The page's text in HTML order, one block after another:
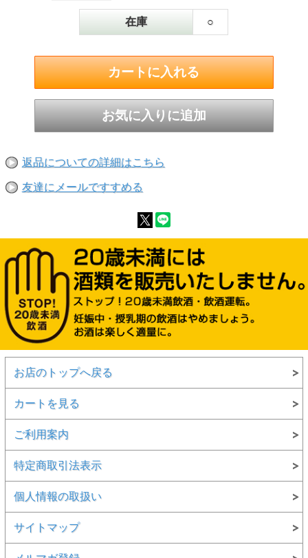
在庫 ○
返品についての詳細はこちら
友達にメールですすめる
お店のトップへ戻る
カートを見る
ご利用案内
特定商取引法表示
個人情報の取扱い
サイトマップ